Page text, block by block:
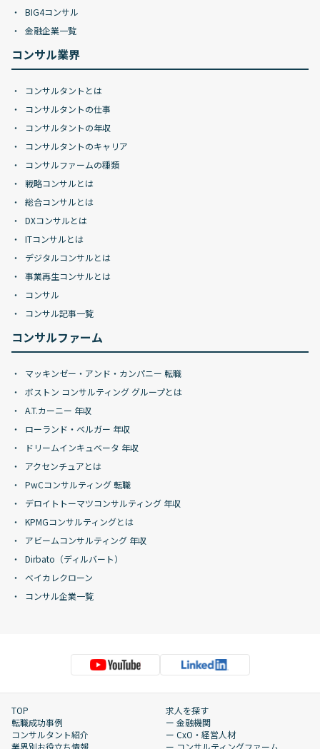
BIG4コンサル
金融企業一覧
コンサル業界
コンサルタントとは
コンサルタントの仕事
コンサルタントの年収
コンサルタントのキャリア
コンサルファームの種類
戦略コンサルとは
総合コンサルとは
DXコンサルとは
ITコンサルとは
デジタルコンサルとは
事業再生コンサルとは
コンサル
コンサル記事一覧
コンサルファーム
マッキンゼー・アンド・カンパニー 転職
ボストン コンサルティング グループとは
A.T.カーニー 年収
ローランド・ベルガー 年収
ドリームインキュベータ 年収
アクセンチュアとは
PwCコンサルティング 転職
デロイトトーマツコンサルティング 年収
KPMGコンサルティングとは
アビームコンサルティング 年収
Dirbato（ディルバート）
ベイカレクローン
コンサル企業一覧
TOP
転職成功事例
コンサルタント紹介
業界別お役立ち情報
求人を探す
ー 金融機関
ー CxO・経営人材
ー コンサルティングファーム